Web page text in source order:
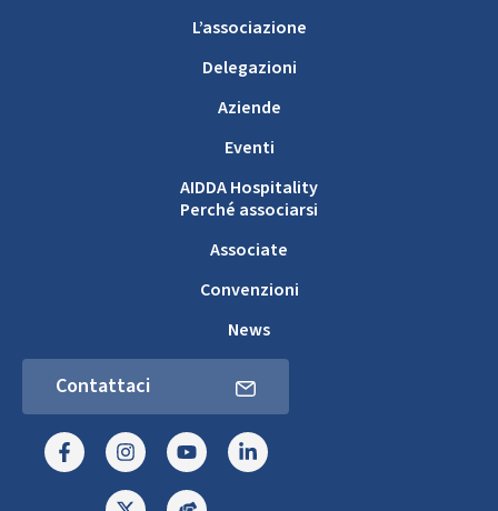
L’associazione
Delegazioni
Aziende
Eventi
AIDDA Hospitality
Perché associarsi
Associate
Convenzioni
News
Contattaci